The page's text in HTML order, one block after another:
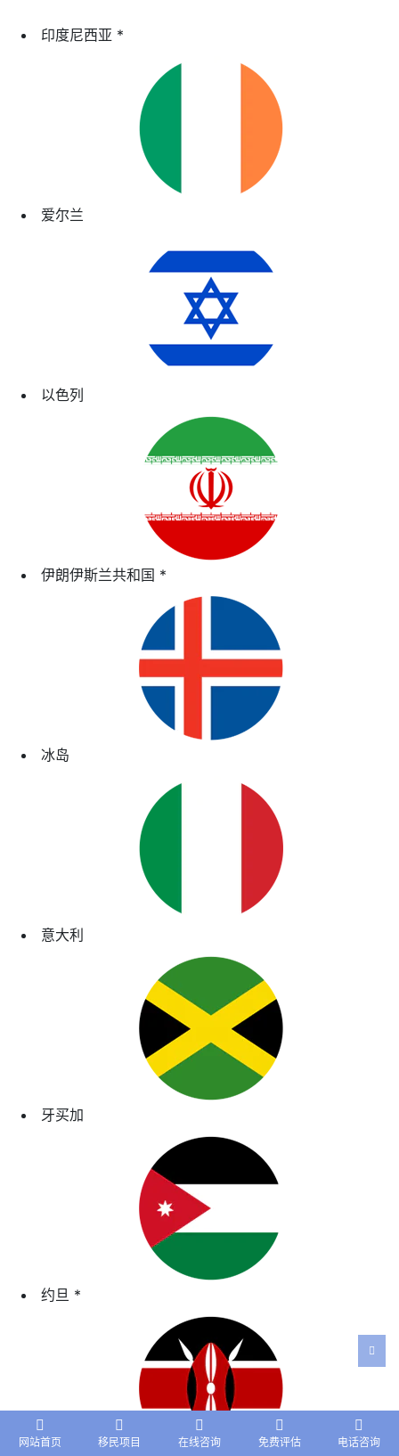
印度尼西亚 *
爱尔兰
以色列
伊朗伊斯兰共和国 *
冰岛
意大利
牙买加
约旦 *
网站首页 移民项目 在线咨询 免费评估 电话咨询